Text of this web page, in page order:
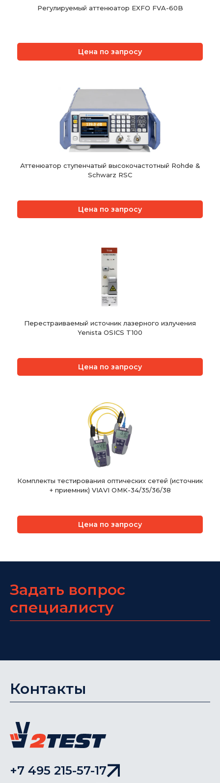
Регулируемый аттенюатор EXFO FVA-60B
Цена по запросу
Аттенюатор ступенчатый высокочастотный Rohde &
Schwarz RSC
Цена по запросу
Перестраиваемый источник лазерного излучения
Yenista OSICS T100
Цена по запросу
Комплекты тестирования оптических сетей (источник
+ приемник) VIAVI OMK-34/35/36/38
Цена по запросу
Задать вопрос
специалисту
Контакты
+7 495 215-57-17